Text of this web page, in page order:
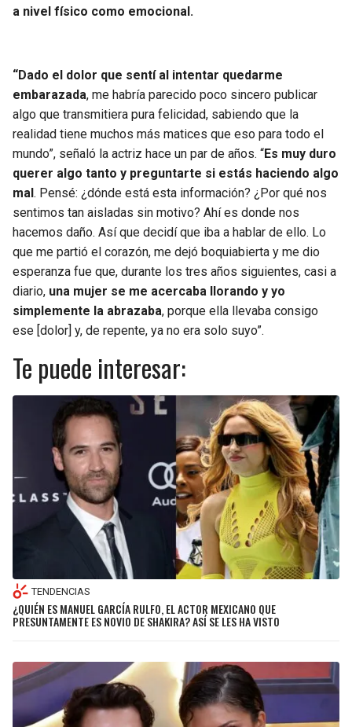
a nivel físico como emocional.
“Dado el dolor que sentí al intentar quedarme
embarazada, me habría parecido poco sincero publicar
algo que transmitiera pura felicidad, sabiendo que la
realidad tiene muchos más matices que eso para todo el
mundo”, señaló la actriz hace un par de años. “Es muy duro
querer algo tanto y preguntarte si estás haciendo algo
mal . Pensé: ¿dónde está esta información? ¿Por qué nos
sentimos tan aisladas sin motivo? Ahí es donde nos
hacemos daño. Así que decidí que iba a hablar de ello. Lo
que me partió el corazón, me dejó boquiabierta y me dio
esperanza fue que, durante los tres años siguientes, casi a
diario, una mujer se me acercaba llorando y yo
simplemente la abrazaba, porque ella llevaba consigo
ese [dolor] y, de repente, ya no era solo suyo”.
Te puede interesar:
TENDENCIAS
¿QUIÉN ES MANUEL GARCÍA RULFO, EL ACTOR MEXICANO QUE
PRESUNTAMENTE ES NOVIO DE SHAKIRA? ASÍ SE LES HA VISTO